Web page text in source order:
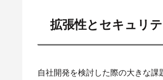
拡張性とセキュリ
自社開発を検討した際の大きな